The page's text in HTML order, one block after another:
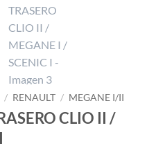
/ RENAULT / MEGANE I/II
CLIO II /